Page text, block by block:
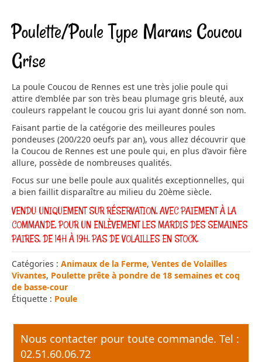
Poulette/Poule Type Marans Coucou
Grise
La poule Coucou de Rennes est une très jolie poule qui
attire d’emblée par son très beau plumage gris bleuté, aux
couleurs rappelant le coucou gris lui ayant donné son nom.
Faisant partie de la catégorie des meilleures poules
pondeuses (200/220 oeufs par an), vous allez découvrir que
la Coucou de Rennes est une poule qui, en plus d’avoir fière
allure, possède de nombreuses qualités.
Focus sur une belle poule aux qualités exceptionnelles, qui
a bien faillit disparaître au milieu du 20ème siècle.
VENDU UNIQUEMENT SUR RÉSERVATION, AVEC PAIEMENT À LA
COMMANDE, POUR UN ENLÈVEMENT LES MARDIS DES SEMAINES
PAIRES, DE 14H À 19H. PAS DE VOLAILLES EN STOCK.
Catégories : Animaux de la Ferme, Ventes de Volailles
Vivantes, Poulette prête à pondre de 18 semaines et coq
de basse-cour
Étiquette : Poule
Nous contacter pour toute commande. Tel :
02.51.60.06.72